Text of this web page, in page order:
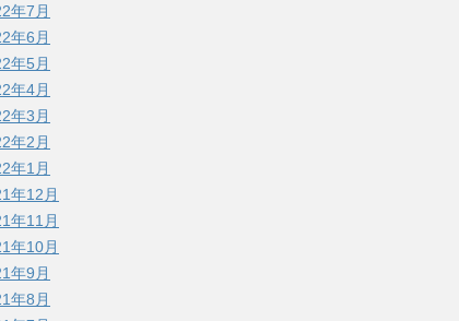
年7月
年6月
年5月
年4月
年3月
年2月
年1月
年12月
年11月
年10月
年9月
年8月